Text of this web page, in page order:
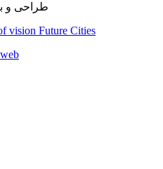
طراحی و
vision Future Cities